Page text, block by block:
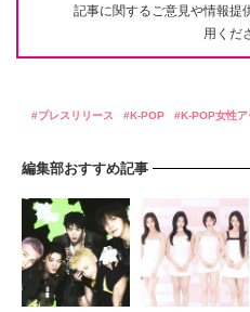
記事に関するご意見や情報提
用くだ
プレスリリース K-POP K-POP女性ア
編集部おすすめ記事